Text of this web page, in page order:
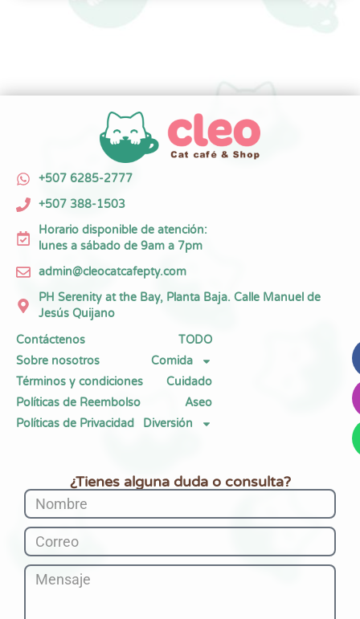
+507 6285-2777
+507 388-1503
Horario disponible de atención:
lunes a sábado de 9am a 7pm
admin@cleocatcafepty.com
PH Serenity at the Bay, Planta Baja. Calle Manuel de
Jesús Quijano
Contáctenos
Sobre nosotros
Términos y condiciones
Políticas de Reembolso
Políticas de Privacidad
TODO
Comida
Cuidado
Aseo
Diversión
¿Tienes alguna duda o consulta?